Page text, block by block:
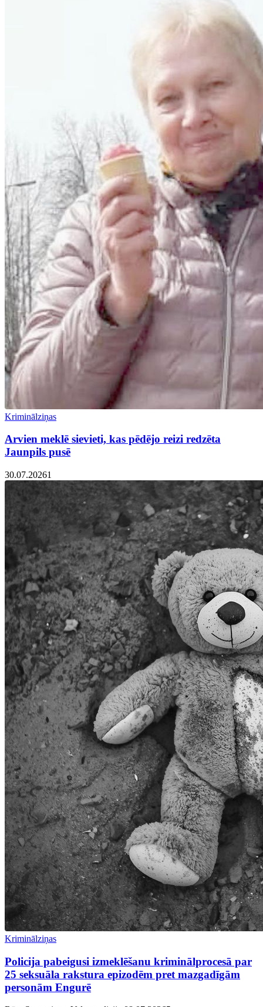
Kriminālziņas
Arvien meklē sievieti, kas pēdējo reizi redzēta
Jaunpils pusē
30.07.20261
Kriminālziņas
Policija pabeigusi izmeklēšanu kriminālprocesā par
25 seksuāla rakstura epizodēm pret mazgadīgām
personām Engurē